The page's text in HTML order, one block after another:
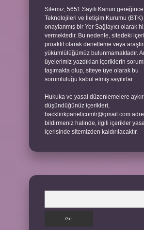
Sitemiz, 5651 Sayılı Kanun
Teknolojileri ve İletişim Kurumu (BTK)
onaylanmış bir Yer Sağlayıcı olarak
vermektedir. Bu nedenle, sitedeki
proaktif olarak denetleme veya
yükümlülüğümüz bulunmamaktadır.
üyelerimiz yazdıkları içeriklerin
taşımakta olup, siteye üye olarak bu
sorumluluğu kabul etmiş sayılırlar.
Hukuka ve yasal düzenlemelere
düşündüğünüz içerikleri,
backlinkpanelicomtr@gmail.com
bildirmeniz halinde, ilgili içerikler
içerisinde sitemizden kaldırılacaktır.